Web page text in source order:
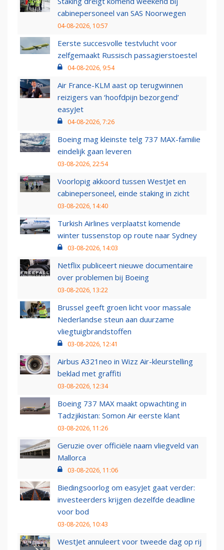
cabinepersoneel van SAS Noorwegen
04-08-2026, 10:57
Eerste succesvolle testvlucht voor
zelfgemaakt Russisch passagierstoestel
04-08-2026, 9:54
Air France-KLM aast op terugwinnen
reizigers van ‘hoofdpijn bezorgend’
easyJet
04-08-2026, 7:26
Boeing mag kleinste telg 737 MAX-familie
eindelijk gaan leveren
03-08-2026, 22:54
Voorlopig akkoord tussen WestJet en
cabinepersoneel, einde staking in zicht
03-08-2026, 14:40
Turkish Airlines verplaatst komende
winter tussenstop op route naar Sydney
03-08-2026, 14:03
Netflix publiceert nieuwe documentaire
over problemen bij Boeing
03-08-2026, 13:22
Brussel geeft groen licht voor massale
Nederlandse steun aan duurzame
vliegtuigbrandstoffen
03-08-2026, 12:41
Airbus A321neo in Wizz Air-kleurstelling
beklad met graffiti
03-08-2026, 12:34
Boeing 737 MAX maakt opwachting in
Tadzjikistan: Somon Air eerste klant
03-08-2026, 11:26
Geruzie over officiële naam vliegveld van
Mallorca
03-08-2026, 11:06
Biedingsoorlog om easyJet gaat verder:
investeerders krijgen dezelfde deadline
voor bod
03-08-2026, 10:43
WestJet annuleert voor tweede dag op rij